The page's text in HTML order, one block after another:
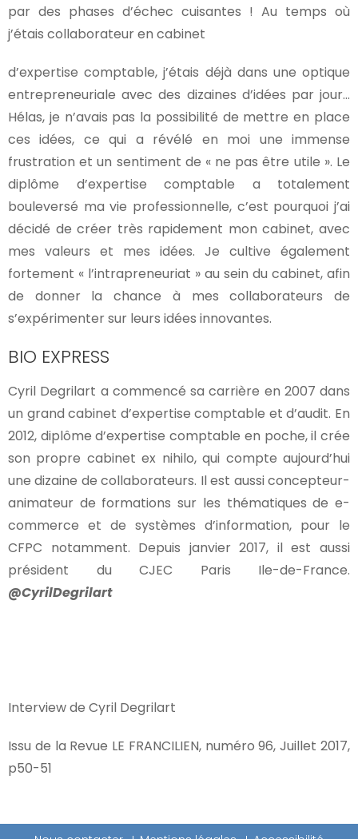
par des phases d’échec cuisantes ! Au temps où
j’étais collaborateur en cabinet
d’expertise comptable, j’étais déjà dans une optique
entrepreneuriale avec des dizaines d’idées par jour…
Hélas, je n’avais pas la possibilité de mettre en place
ces idées, ce qui a révélé en moi une immense
frustration et un sentiment de « ne pas être utile ». Le
diplôme d’expertise comptable a totalement
bouleversé ma vie professionnelle, c’est pourquoi j’ai
décidé de créer très rapidement mon cabinet, avec
mes valeurs et mes idées. Je cultive également
fortement « l’intrapreneuriat » au sein du cabinet, afin
de donner la chance à mes collaborateurs de
s’expérimenter sur leurs idées innovantes.
BIO EXPRESS
Cyril Degrilart a commencé sa carrière en 2007 dans
un grand cabinet d’expertise comptable et d’audit. En
2012, diplôme d’expertise comptable en poche, il crée
son propre cabinet ex nihilo, qui compte aujourd’hui
une dizaine de collaborateurs. Il est aussi concepteur-
animateur de formations sur les thématiques de e-
commerce et de systèmes d’information, pour le
CFPC notamment. Depuis janvier 2017, il est aussi
président du CJEC Paris Ile-de-France.
@CyrilDegrilart
Interview de Cyril Degrilart
Issu de la Revue LE FRANCILIEN, numéro 96, Juillet 2017,
p50-51